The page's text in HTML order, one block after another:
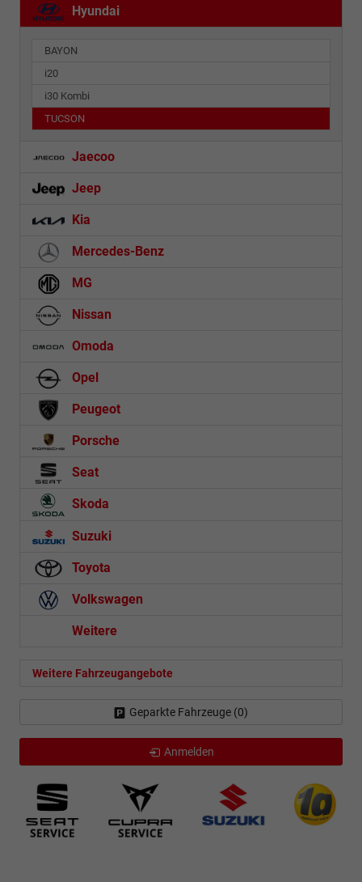
Hyundai
BAYON
i20
i30 Kombi
TUCSON
Jaecoo
Jeep
Kia
Mercedes-Benz
MG
Nissan
Omoda
Opel
Peugeot
Porsche
Seat
Skoda
Suzuki
Toyota
Volkswagen
Weitere
Weitere Fahrzeugangebote
Geparkte Fahrzeuge (0)
Anmelden